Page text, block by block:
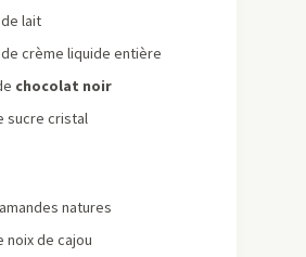
lait
crème liquide entière
chocolat noir
sucre cristal
natures
noix de cajou